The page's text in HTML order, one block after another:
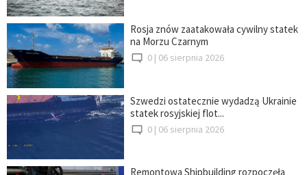
Rosja znów zaatakowała cywilny statek
na Morzu Czarnym
0 | 06 sierpnia 2026
Szwedzi ostatecznie wydadzą Ukrainie
statek rosyjskiej flot...
0 | 06 sierpnia 2026
Remontowa Shipbuilding rozpoczęła